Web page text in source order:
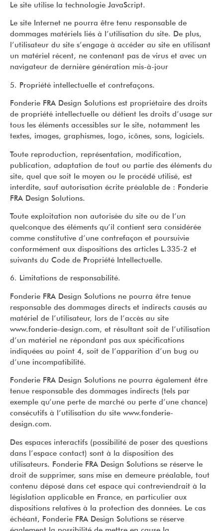
Le site utilise la technologie JavaScript.
Le site Internet ne pourra être tenu responsable de
dommages matériels liés à l’utilisation du site. De plus,
l’utilisateur du site s’engage à accéder au site en utilisant
un matériel récent, ne contenant pas de virus et avec un
navigateur de dernière génération mis-à-jour
5. Propriété intellectuelle et contrefaçons.
Fonderie FRA Design Solutions est propriétaire des droits
de propriété intellectuelle ou détient les droits d’usage sur
tous les éléments accessibles sur le site, notamment les
textes, images, graphismes, logo, icônes, sons, logiciels.
Toute reproduction, représentation, modification,
publication, adaptation de tout ou partie des éléments du
site, quel que soit le moyen ou le procédé utilisé, est
interdite, sauf autorisation écrite préalable de : Fonderie
FRA Design Solutions.
Toute exploitation non autorisée du site ou de l’un
quelconque des éléments qu’il contient sera considérée
comme constitutive d’une contrefaçon et poursuivie
conformément aux dispositions des articles L.335-2 et
suivants du Code de Propriété Intellectuelle.
6. Limitations de responsabilité.
Fonderie FRA Design Solutions ne pourra être tenue
responsable des dommages directs et indirects causés au
matériel de l’utilisateur, lors de l’accès au site
www.fonderie-design.com, et résultant soit de l’utilisation
d’un matériel ne répondant pas aux spécifications
indiquées au point 4, soit de l’apparition d’un bug ou
d’une incompatibilité.
Fonderie FRA Design Solutions ne pourra également être
tenue responsable des dommages indirects (tels par
exemple qu’une perte de marché ou perte d’une chance)
consécutifs à l’utilisation du site www.fonderie-
design.com.
Des espaces interactifs (possibilité de poser des questions
dans l’espace contact) sont à la disposition des
utilisateurs. Fonderie FRA Design Solutions se réserve le
droit de supprimer, sans mise en demeure préalable, tout
contenu déposé dans cet espace qui contreviendrait à la
législation applicable en France, en particulier aux
dispositions relatives à la protection des données. Le cas
échéant, Fonderie FRA Design Solutions se réserve